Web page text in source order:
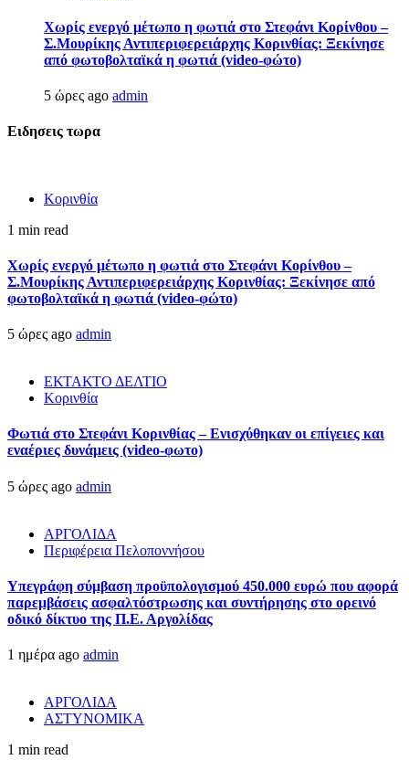
Χωρίς ενεργό μέτωπο η φωτιά στο Στεφάνι Κορίνθου –
Σ.Μουρίκης Αντιπεριφερειάρχης Κορινθίας: Ξεκίνησε
από φωτοβολταϊκά η φωτιά (video-φώτο)
5 ώρες ago admin
Ειδησεις τωρα
Κορινθία
1 min read
Χωρίς ενεργό μέτωπο η φωτιά στο Στεφάνι Κορίνθου –
Σ.Μουρίκης Αντιπεριφερειάρχης Κορινθίας: Ξεκίνησε από
φωτοβολταϊκά η φωτιά (video-φώτο)
5 ώρες ago admin
ΕΚΤΑΚΤΟ ΔΕΛΤΙΟ
Κορινθία
Φωτιά στο Στεφάνι Κορινθίας – Ενισχύθηκαν οι επίγειες και
εναέριες δυνάμεις (video-φωτο)
5 ώρες ago admin
ΑΡΓΟΛΙΔΑ
Περιφέρεια Πελοποννήσου
Υπεγράφη σύμβαση προϋπολογισμού 450.000 ευρώ που αφορά
παρεμβάσεις ασφαλτόστρωσης και συντήρησης στο ορεινό
οδικό δίκτυο της Π.Ε. Αργολίδας
1 ημέρα ago admin
ΑΡΓΟΛΙΔΑ
ΑΣΤΥΝΟΜΙΚΑ
1 min read